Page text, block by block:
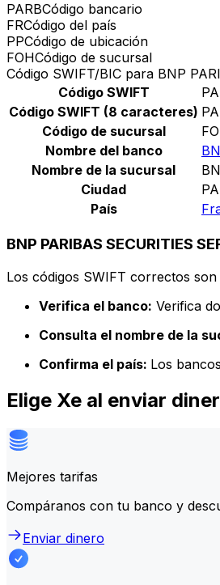
PARBCódigo bancario
FRCódigo del país
PPCódigo de ubicación
FOHCódigo de sucursal
Código SWIFT/BIC para BNP
Código SWIFT
Código SWIFT (8 caracteres)
Código de sucursal
Nombre del banco
Nombre de la sucursal
Ciudad
País
BNP PARIBAS SECURITIES
Los códigos SWIFT correctos
Verifica el banco: Verifica
Consulta el nombre de la
Confirma el país: Los
Elige Xe al enviar
Mejores tarifas
Compáranos con tu banco y
Enviar dinero